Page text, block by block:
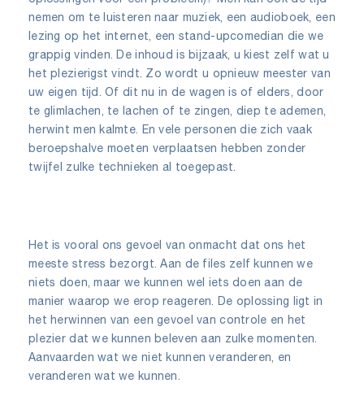
nemen om te luisteren naar muziek, een audioboek, een
lezing op het internet, een stand-upcomedian die we
grappig vinden. De inhoud is bijzaak, u kiest zelf wat u
het plezierigst vindt. Zo wordt u opnieuw meester van
uw eigen tijd. Of dit nu in de wagen is of elders, door
te glimlachen, te lachen of te zingen, diep te ademen,
herwint men kalmte. En vele personen die zich vaak
beroepshalve moeten verplaatsen hebben zonder
twijfel zulke technieken al toegepast.
Het is vooral ons gevoel van onmacht dat ons het
meeste stress bezorgt. Aan de files zelf kunnen we
niets doen, maar we kunnen wel iets doen aan de
manier waarop we erop reageren. De oplossing ligt in
het herwinnen van een gevoel van controle en het
plezier dat we kunnen beleven aan zulke momenten.
Aanvaarden wat we niet kunnen veranderen, en
veranderen wat we kunnen.